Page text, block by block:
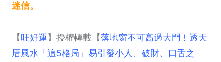
迷信。
【旺好運】授權轉載【落地窗不可高過大門！透天
厝風水「這5格局」易引發小人、破財、口舌之